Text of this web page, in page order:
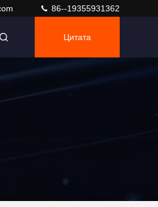
86--19355931362
Цитата